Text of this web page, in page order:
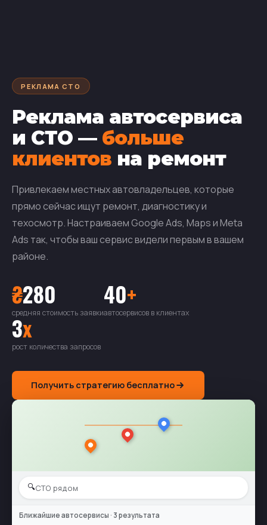
РЕКЛАМА СТО
Реклама автосервиса
и СТО — больше
клиентов на ремонт
Привлекаем местных автовладельцев, которые
прямо сейчас ищут ремонт, диагностику и
техосмотр. Настраиваем Google Ads, Maps и Meta
Ads так, чтобы ваш сервис видели первым в вашем
районе.
₴280
средняя стоимость заявки
40+
автосервисов в клиентах
3x
рост количества запросов
Получить стратегию бесплатно
🔍СТО рядом
Ближайшие автосервисы · 3 результата